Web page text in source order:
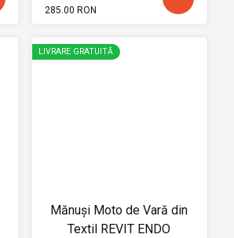
285.00 RON
LIVRARE GRATUITĂ
Mănuși Moto de Vară din
Textil REVIT ENDO